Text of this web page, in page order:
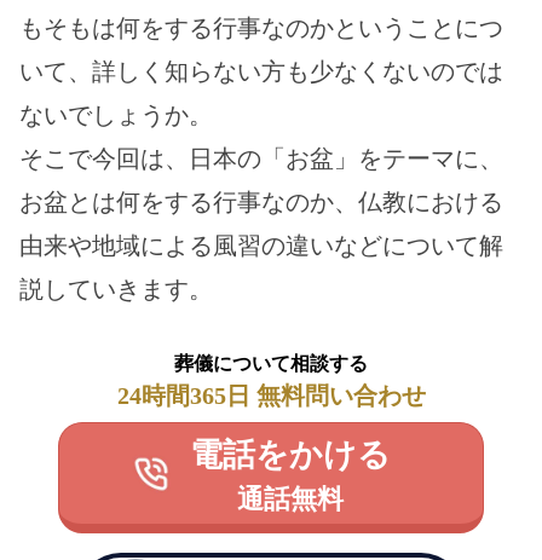
もそもは何をする行事なのかということにつ
いて、詳しく知らない方も少なくないのでは
ないでしょうか。
そこで今回は、日本の「お盆」をテーマに、
お盆とは何をする行事なのか、仏教における
由来や地域による風習の違いなどについて解
説していきます。
葬儀について相談する
24時間365日 無料問い合わせ
電話をかける
通話無料